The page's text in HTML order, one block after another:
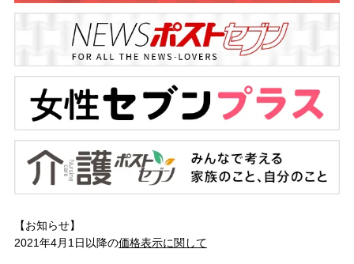
【お知らせ】
2021年4月1日以降の価格表示に関して